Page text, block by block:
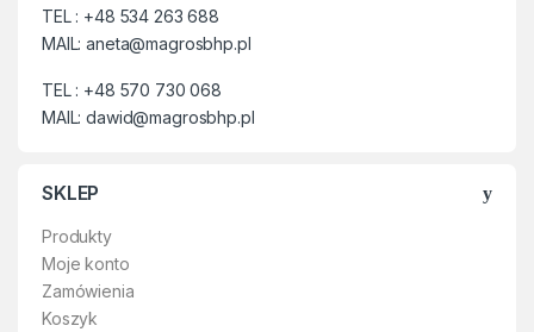
TEL : +48 534 263 688
MAIL: aneta@magrosbhp.pl
TEL : +48 570 730 068
MAIL: dawid@magrosbhp.pl
SKLEP
Produkty
Moje konto
Zamówienia
Koszyk